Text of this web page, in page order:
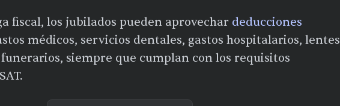
fiscal, los jubilados pueden aprovechar deducciones
médicos, servicios dentales, gastos hospitalarios, lentes
funerarios, siempre que cumplan con los requisitos